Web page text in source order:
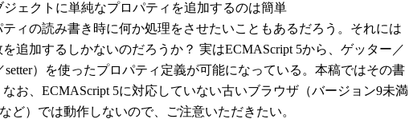
ジェクトに単純なプロパティを追加するのは簡単
ィの読み書き時に何か処理をさせたいこともあるだろう。それには
追加するしかないのだろうか？ 実はECMAScript 5から、ゲッター／
setter）を使ったプロパティ定義が可能になっている。本稿ではその書
お、ECMAScript 5に対応していない古いブラウザ（バージョン9未満
ど）では動作しないので、ご注意いただきたい。